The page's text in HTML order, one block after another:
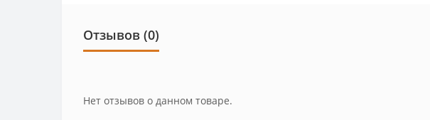
Отзывов (0)
Нет отзывов о данном товаре.